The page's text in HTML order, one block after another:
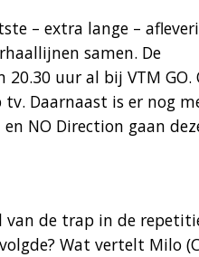
– extra lange –
samen. De
uur al bij VTM GO.
Daarnaast is er nog
NO Direction gaan
van de trap in de
Wat vertelt Milo